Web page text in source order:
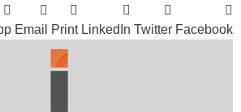
Facebook
Twitter
LinkedIn
Print
Email